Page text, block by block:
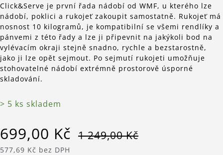
Click&Serve je první řada nádobí od WMF, u kterého lze
nádobí, poklici a rukojeť zakoupit samostatně. Rukojeť má
nosnost 10 kilogramů, je kompatibilní se všemi rendlíky a
pánvemi z této řady a lze ji připevnit na jakýkoli bod na
vylévacím okraji stejně snadno, rychle a bezstarostně,
jako ji lze opět sejmout. Po sejmutí rukojeti umožňuje
stohovatelné nádobí extrémně prostorově úsporné
skladování.
> 5 ks skladem
699,00 Kč 1 249,00 Kč
577,69 Kč bez DPH